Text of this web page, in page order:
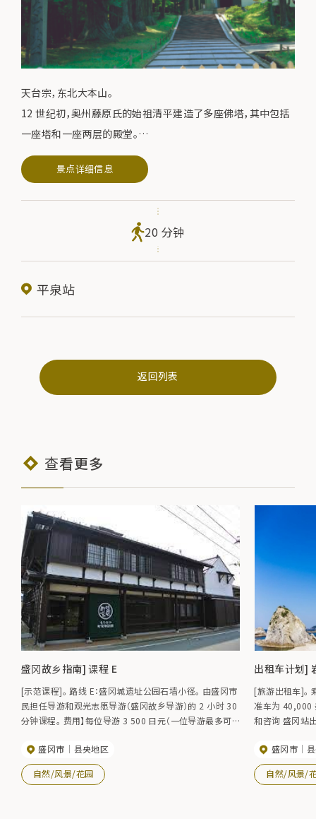
天台宗，东北大本山。
12 世纪初，奥州藤原氏的始祖清平建造了多座佛塔，其中包括
一座塔和一座两层的殿堂。
虽然这些塔在 14 世纪不幸毁于火灾，但该寺仍是平安时代的
景点详细信息
20 分钟
平泉站
返回列表
查看更多
盛冈故乡指南] 课程 E
[示范课程]。 路线 E：盛冈城遗址公园石墙小径。 由盛冈市
民担任导游和观光志愿导游（盛冈故乡导游）的 2 小时 30
分钟课程。 费用】每位导游 3 500 日元（一位导游最多可
确认。 盛冈观光会议协会 TEL019-604-3305 FAX019-
653-4422 盛冈故乡指南 *如需了解更多信息，请联系我
们。
盛冈市 县央地区
自然/风景/花园
出租车计划]
[旅游出租车]。 乘
准车为 40,000
和咨询 盛冈站
盛冈市
自然/风景/